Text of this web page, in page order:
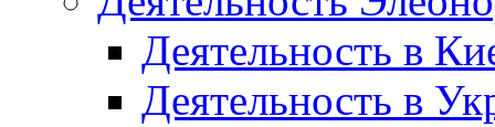
Деятельность в
Деятельность в